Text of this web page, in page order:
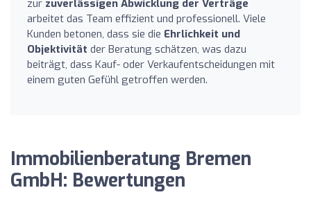
zur zuverlässigen Abwicklung der Verträge
arbeitet das Team effizient und professionell. Viele
Kunden betonen, dass sie die Ehrlichkeit und
Objektivität der Beratung schätzen, was dazu
beiträgt, dass Kauf- oder Verkaufentscheidungen mit
einem guten Gefühl getroffen werden.
Immobilienberatung Bremen
GmbH: Bewertungen